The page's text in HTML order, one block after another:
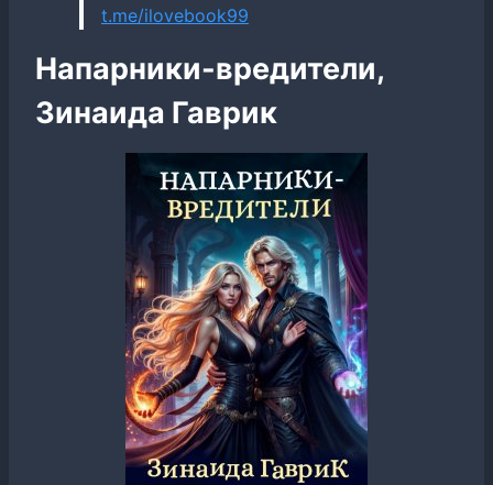
t.me/ilovebook99
Напарники-вредители,
Зинаида Гаврик